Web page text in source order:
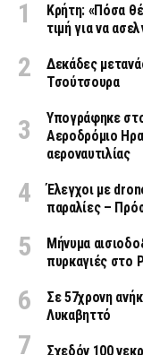
Κρήτη: «Πόσα
τιμή για να
Δεκάδες
Τσούτσουρα
Υπογράφηκε
Αεροδρόμιο
αεροναυτιλίας
Έλεγχοι με
παραλίες –
Μήνυμα
πυρκαγιές στο
Σε 57χρονη
Λυκαβηττό
Σχεδόν 100